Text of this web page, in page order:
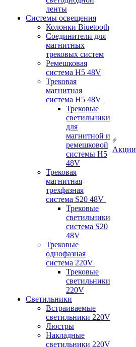
ленты
Системы освещения
Колонки Biuetooth
Соединители для
магнитных
трековых систем
Ремешковая
система H5 48V
Трековая
магнитная
система H5 48V
Трековые
светильники
для
магнитной и
ремешковой
системы H5
48V
Трековая
магнитная
трехфазная
система S20 48V
Трековые
светильники
система S20
48V
Трековые
однофазная
система 220V
Трековые
светильники
220V
Светильники
Встраиваемые
светильники 220V
Люстры
Накладные
светильники 220V
Акции